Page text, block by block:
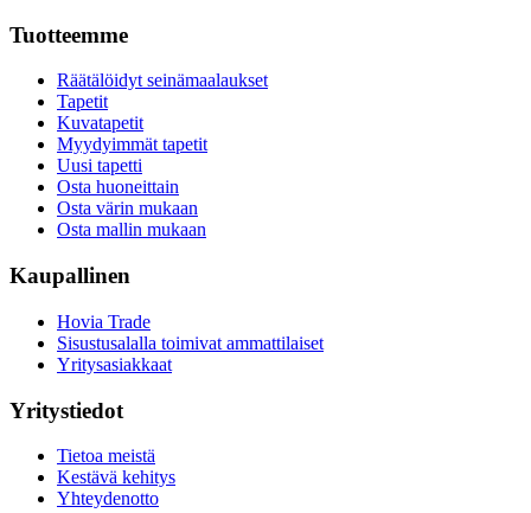
Tuotteemme
Räätälöidyt seinämaalaukset
Tapetit
Kuvatapetit
Myydyimmät tapetit
Uusi tapetti
Osta huoneittain
Osta värin mukaan
Osta mallin mukaan
Kaupallinen
Hovia Trade
Sisustusalalla toimivat ammattilaiset
Yritysasiakkaat
Yritystiedot
Tietoa meistä
Kestävä kehitys
Yhteydenotto